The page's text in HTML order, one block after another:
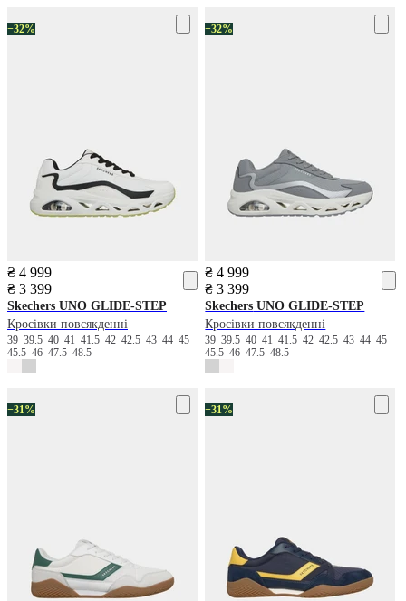
−32%
₴ 4 999
₴ 3 399
Skechers UNO GLIDE-STEP
Кросівки повсякденні
39 39.5 40 41 41.5 42 42.5 43 44 45
45.5 46 47.5 48.5
−32%
₴ 4 999
₴ 3 399
Skechers UNO GLIDE-STEP
Кросівки повсякденні
3939.5404141.54242.5434445
45.54647.548.5
−31% −31%